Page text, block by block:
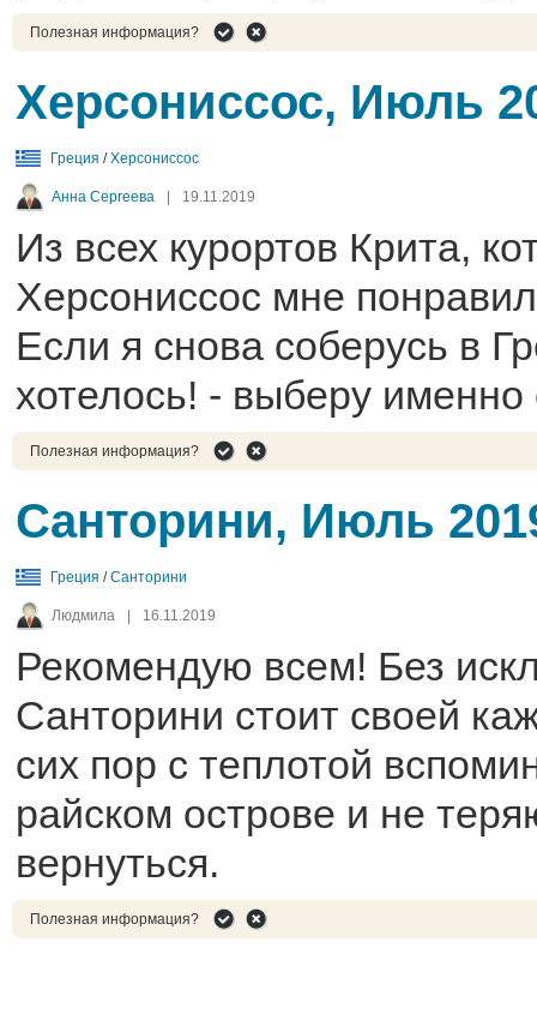
Полезная информация?
Херсониссос, Июль
Греция /Херсониссос
Анна Сергеева 19.11.2019
Из всех курортов Крита,
Херсониссос мне
Если я снова соберусь в
хотелось! - выберу именно
Полезная информация?
Санторини, Июль
Греция /Санторини
Людмила 16.11.2019
Рекомендую всем! Без
Санторини стоит своей
сих пор с теплотой
райском острове и не
вернуться.
Полезная информация?